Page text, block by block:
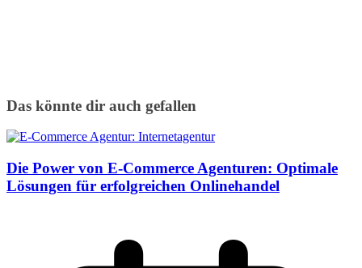
Das könnte dir auch gefallen
Die Power von E-Commerce Agenturen: Optimale
Lösungen für erfolgreichen Onlinehandel